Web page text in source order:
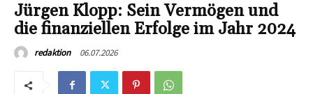
Jürgen Klopp: Sein Vermögen und
die finanziellen Erfolge im Jahr 2024
redaktion 06.07.2026